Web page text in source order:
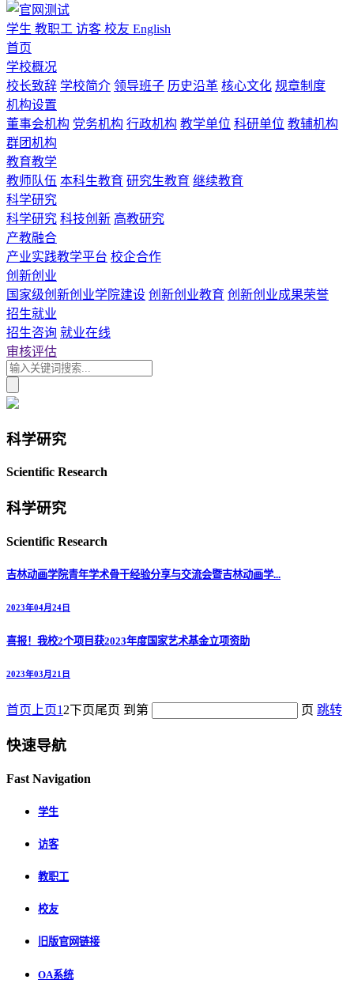
学生 教职工 访客 校友 English
首页
学校概况
校长致辞 学校简介 领导班子 历史沿革 核心文化 规章制度
机构设置
董事会机构 党务机构 行政机构 教学单位 科研单位 教辅机构
群团机构
教育教学
教师队伍 本科生教育 研究生教育 继续教育
科学研究
科学研究 科技创新 高教研究
产教融合
产业实践教学平台 校企合作
创新创业
国家级创新创业学院建设 创新创业教育 创新创业成果荣誉
招生就业
招生咨询 就业在线
审核评估
科学研究
Scientific Research
科学研究
Scientific Research
吉林动画学院青年学术骨干经验分享与交流会暨吉林动画学...
2023年04月24日
喜报！我校2个项目获2023年度国家艺术基金立项资助
2023年03月21日
首页 上页1 2下页尾页 到第 页 跳转
快速导航
Fast Navigation
学生
访客
教职工
校友
旧版官网链接
OA系统